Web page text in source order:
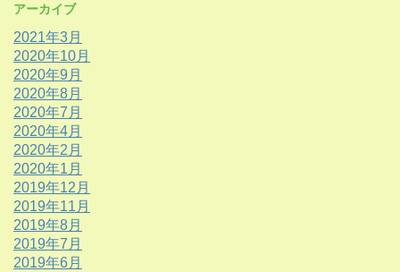
アーカイブ
2021年3月
2020年10月
2020年9月
2020年8月
2020年7月
2020年4月
2020年2月
2020年1月
2019年12月
2019年11月
2019年8月
2019年7月
2019年6月